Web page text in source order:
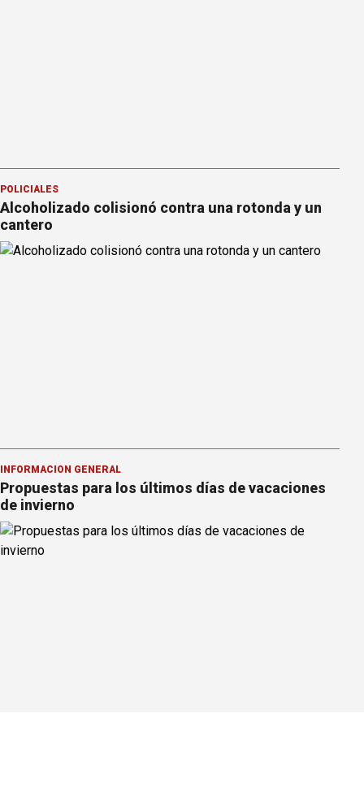
POLICIALES
Alcoholizado colisionó contra una rotonda y un
cantero
INFORMACION GENERAL
Propuestas para los últimos días de vacaciones
de invierno